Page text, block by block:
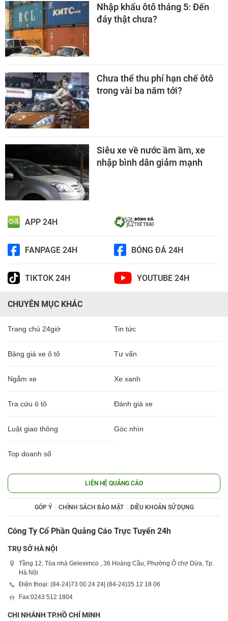
Nhập khẩu ôtô tháng 5: Đến
đáy thật chưa?
Chưa thể thu phí hạn chế ôtô
trong vài ba năm tới?
Siêu xe về nước ầm ầm, xe
nhập bình dân giảm mạnh
APP 24H
FANPAGE 24H BÓNG ĐÁ 24H
TIKTOK 24H YOUTUBE 24H
CHUYÊN MỤC KHÁC
Trang chủ 24giờ Tin tức
Bảng giá xe ô tô Tư vấn
Ngắm xe Xe xanh
Tra cứu ô tô Đánh giá xe
Luật giao thông Góc nhìn
Top doanh số
LIÊN HỆ QUẢNG CÁO
GÓP Ý CHÍNH SÁCH BẢO MẬT ĐIỀU KHOẢN SỬ DỤNG
Công Ty Cổ Phần Quảng Cáo Trực Tuyến 24h
TRỤ SỞ HÀ NỘI
Tầng 12, Tòa nhà Geleximco , 36 Hoàng Cầu, Phường Ô chợ Dừa, Tp.
Hà Nội
Điện thoại: (84-24)73 00 24 24 | (84-24)35 12 18 06
Fax:0243 512 1804
CHI NHÁNH TP.HỒ CHÍ MINH